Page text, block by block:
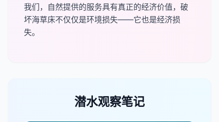
我们，自然提供的服务具有真正的经济价值，破
坏海草床不仅仅是环境损失——它也是经济损
失。
潜水观察笔记